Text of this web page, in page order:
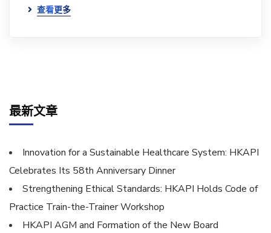
查看更多
最新文章
Innovation for a Sustainable Healthcare System: HKAPI
Celebrates Its 58th Anniversary Dinner
Strengthening Ethical Standards: HKAPI Holds Code of
Practice Train-the-Trainer Workshop
HKAPI AGM and Formation of the New Board